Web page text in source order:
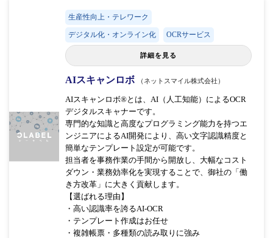
生産性向上・テレワーク
デジタル化・オンライン化 OCRサービス
詳細を見る
AIスキャンロボ （ネットスマイル株式会社）
AIスキャンロボ®とは、AI（人工知能）によるOCR
デジタルスキャナーです。
専門的な知識と高度なプログラミング能力を持つエ
ンジニアによるAI開発により、高い文字認識精度と
簡単なテンプレート設定が可能です。
担当者を事務作業の手間から開放し、大幅なコスト
ダウン・業務効率化を実現することで、御社の「働
き方改革」に大きく貢献します。
【選ばれる理由】
・高い認識率を誇るAI-OCR
・テンプレート作成はお任せ
・複雑帳票・多種類の読み取りに強み